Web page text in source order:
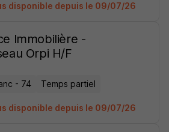
disponible depuis le 09/07/26
Immobilière -
Orpi H/F
- 74 Temps partiel
disponible depuis le 09/07/26